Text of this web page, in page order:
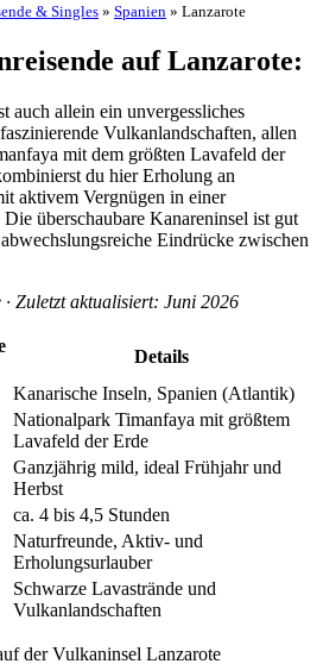
& Singles » Spanien » Lanzarote
auf Lanzarote:
auch allein ein unvergessliches
Vulkanlandschaften, allen
mit dem größten Lavafeld der
du hier Erholung an
aktivem Vergnügen in einer
überschaubare Kanareninsel ist gut
Eindrücke zwischen
· Zuletzt aktualisiert: Juni 2026
Details
Kanarische Inseln, Spanien (Atlantik)
Nationalpark Timanfaya mit größtem
Lavafeld der Erde
Ganzjährig mild, ideal Frühjahr und
Herbst
ca. 4 bis 4,5 Stunden
Naturfreunde, Aktiv- und
Erholungsurlauber
Schwarze Lavastrände und
Vulkanlandschaften
der Vulkaninsel Lanzarote